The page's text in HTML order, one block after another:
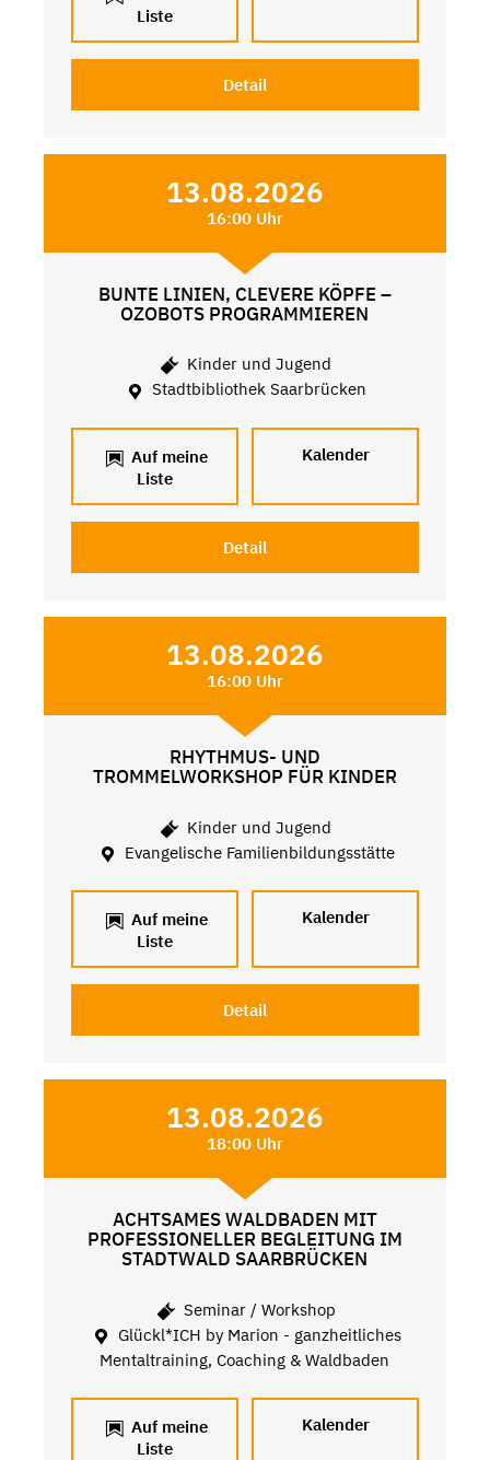
Liste
Detail
13.08.2026
16:00 Uhr
BUNTE LINIEN, CLEVERE KÖPFE –
OZOBOTS PROGRAMMIEREN
Kinder und Jugend
Stadtbibliothek Saarbrücken
Auf meine
Liste
Kalender
Detail
13.08.2026
16:00 Uhr
RHYTHMUS- UND
TROMMELWORKSHOP FÜR KINDER
Kinder und Jugend
Evangelische Familienbildungsstätte
Auf meine
Liste
Kalender
Detail
13.08.2026
18:00 Uhr
ACHTSAMES WALDBADEN MIT
PROFESSIONELLER BEGLEITUNG IM
STADTWALD SAARBRÜCKEN
Seminar / Workshop
Glückl*ICH by Marion - ganzheitliches
Mentaltraining, Coaching & Waldbaden
Auf meine
Liste
Kalender